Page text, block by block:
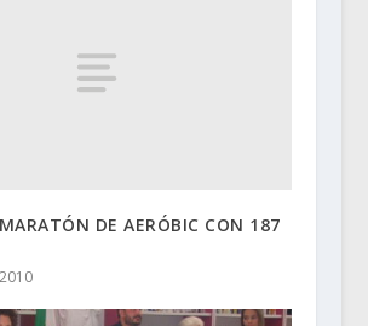
DE AERÓBIC CON 187